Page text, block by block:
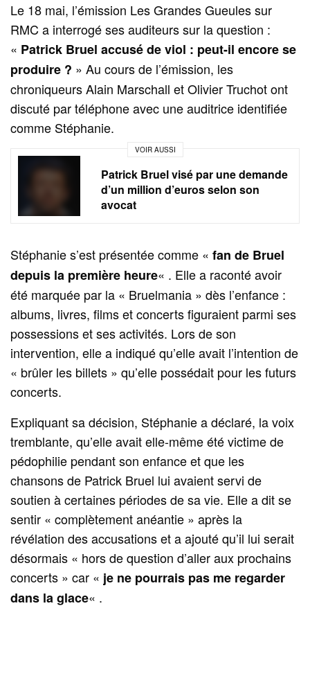
Le 18 mai, l’émission Les Grandes Gueules sur
RMC a interrogé ses auditeurs sur la question :
« Patrick Bruel accusé de viol : peut-il encore se
produire ? » Au cours de l’émission, les
chroniqueurs Alain Marschall et Olivier Truchot ont
discuté par téléphone avec une auditrice identifiée
comme Stéphanie.
VOIR AUSSI
Patrick Bruel visé par une demande
d’un million d’euros selon son
avocat
Stéphanie s’est présentée comme «fan de Bruel
depuis la première heure« . Elle a raconté avoir
été marquée par la « Bruelmania » dès l’enfance :
albums, livres, films et concerts figuraient parmi ses
possessions et ses activités. Lors de son
intervention, elle a indiqué qu’elle avait l’intention de
« brûler les billets » qu’elle possédait pour les futurs
concerts.
Expliquant sa décision, Stéphanie a déclaré, la voix
tremblante, qu’elle avait elle-même été victime de
pédophilie pendant son enfance et que les
chansons de Patrick Bruel lui avaient servi de
soutien à certaines périodes de sa vie. Elle a dit se
sentir « complètement anéantie » après la
révélation des accusations et a ajouté qu’il lui serait
désormais « hors de question d’aller aux prochains
concerts » car « je ne pourrais pas me regarder
dans la glace« .